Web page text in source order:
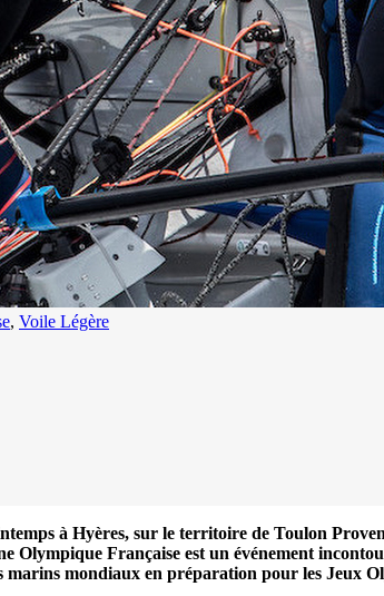
Source
SP80
13 mars 2025
0
, Voile Légère
à Hyères, sur le territoire de Toulon
Olympique Française est un événement
mondiaux en préparation pour les Jeux